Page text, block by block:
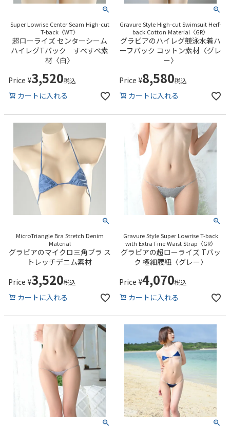
Super Lowrise Center Seam High-cut
T-back〈WT〉
超ローライズ センターシーム
ハイレグTバック すべすべ素
材〈白〉
Price ¥3,520税込
カートに入れる
Gravure Style High-cut Swimsuit Herf-
back Cotton Material〈GR〉
グラビアのハイレグ競泳水着ハ
ーフバック コットン素材〈グレ
ー〉
Price ¥8,580税込
カートに入れる
MicroTriangle Bra Stretch Denim
Material
グラビアのマイクロ三角ブラ ス
トレッチデニム素材
Price ¥3,520税込
カートに入れる
Gravure Style Super Lowrise T-back
with Extra Fine Waist Strap〈GR〉
グラビアの超ローライズ Tバッ
ク 極細腰紐〈グレー〉
Price ¥4,070税込
カートに入れる